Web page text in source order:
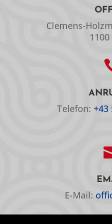
Clemens-
Telefon: +43
E-Mail: